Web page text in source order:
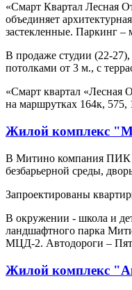
«Смарт Квартал Лесная
объединяет
застекленные. Паркинг –
В продаже студии (22-
потолками от 3 м., с
«Смарт квартал «Лесная
на маршрутках 164к, 575,
Жилой комплекс
В Митино компания ПИК
безбарьерной среды,
Запроектированы
В окружении - школа и
ландшафтного парка
МЦД-2. Автодороги –
Жилой комплекс